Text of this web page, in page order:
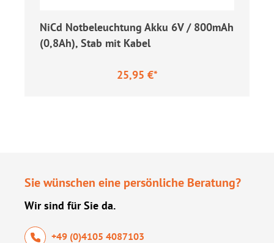
NiCd Notbeleuchtung Akku 6V / 800mAh
(0,8Ah), Stab mit Kabel
25,95 €*
Sie wünschen eine persönliche Beratung?
Wir sind für Sie da.
+49 (0)4105 4087103